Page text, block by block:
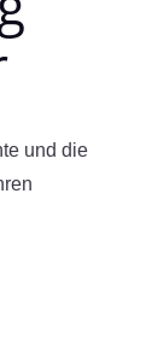
und die